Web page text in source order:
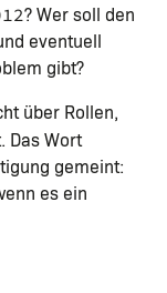
? Wer soll den
eventuell
gibt?
über Rollen,
Das Wort
gemeint:
es ein